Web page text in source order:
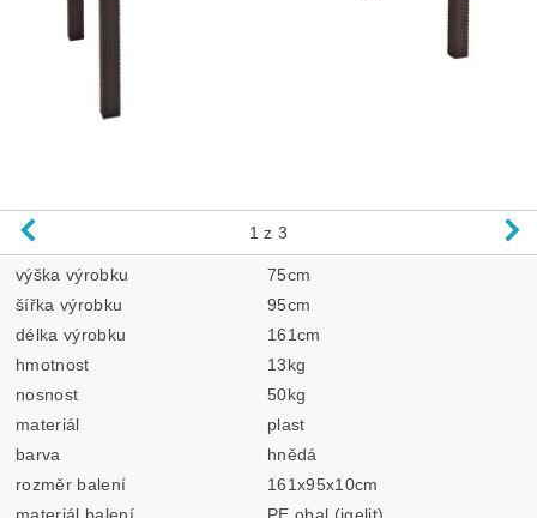
1 z 3
výška výrobku
75cm
šířka výrobku
95cm
délka výrobku
161cm
hmotnost
13kg
nosnost
50kg
materiál
plast
barva
hnědá
rozměr balení
161x95x10cm
materiál balení
PE obal (igelit)